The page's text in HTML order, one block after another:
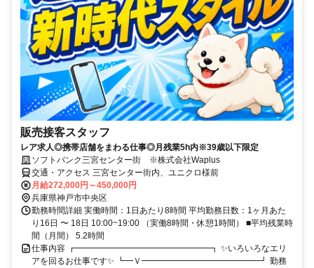
販売接客スタッフ
レア求人◎携帯店舗をまわる仕事◎月残業5h内※39歳以下限定
ソフトバンク三宮センター街 ※株式会社Waplus
交通・アクセス 三宮センター街内、ユニクロ様前
月給272,000円～450,000円
兵庫県神戸市中央区
勤務時間詳細 実働時間：1日あたり8時間 平均勤務日数：1ヶ月あた
り16日 〜 18日 10:00~19:00 （実働8時間・休憩1時間） ■平均残業時
間（月間） 5.2時間
仕事内容 ┏━━━━━━━━━━━━━━━━┓ ✨いろいろなエリ
アを回るお仕事です✨ ┗━Ｖ━━━━━━━━━━━━━━┛ 勤務